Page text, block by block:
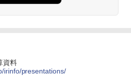
資料
irinfo/presentations/